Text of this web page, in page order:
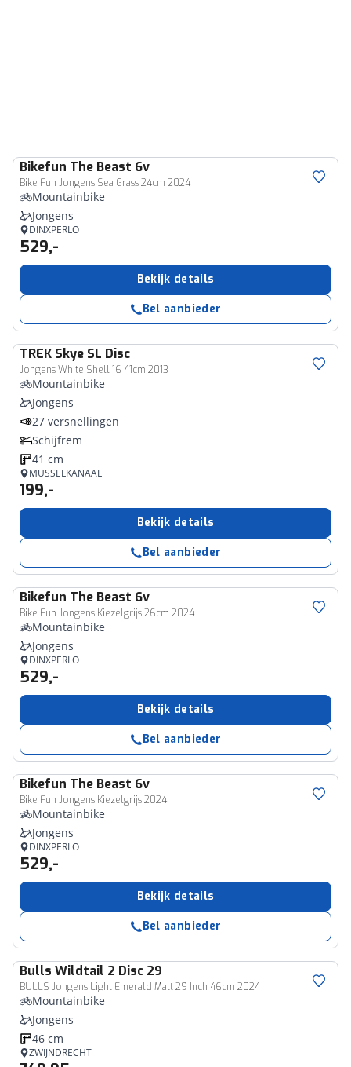
Bikefun The Beast 6v
Bike Fun Jongens Sea Grass 24cm 2024
Mountainbike
Jongens
DINXPERLO
529,-
Bekijk details
Bel aanbieder
TREK Skye SL Disc
Jongens White Shell 16 41cm 2013
Mountainbike
Jongens
27 versnellingen
Schijfrem
41 cm
MUSSELKANAAL
199,-
Bekijk details
Bel aanbieder
Bikefun The Beast 6v
Bike Fun Jongens Kiezelgrijs 26cm 2024
Mountainbike
Jongens
DINXPERLO
529,-
Bekijk details
Bel aanbieder
Bikefun The Beast 6v
Bike Fun Jongens Kiezelgrijs 2024
Mountainbike
Jongens
DINXPERLO
529,-
Bekijk details
Bel aanbieder
Bulls Wildtail 2 Disc 29
BULLS Jongens Light Emerald Matt 29 Inch 46cm 2024
Mountainbike
Jongens
46 cm
ZWIJNDRECHT